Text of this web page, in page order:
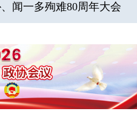
闻一多殉难80周年大会